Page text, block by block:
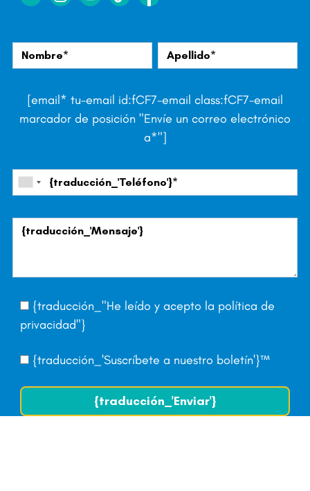
[email* tu-email id:fCF7-email class:fCF7-email
marcador de posición "Envíe un correo electrónico
a*"]
{traducción_"He leído y acepto la política de
privacidad"}
{traducción_'Suscríbete a nuestro boletín'}™
{traducción_'Enviar'}